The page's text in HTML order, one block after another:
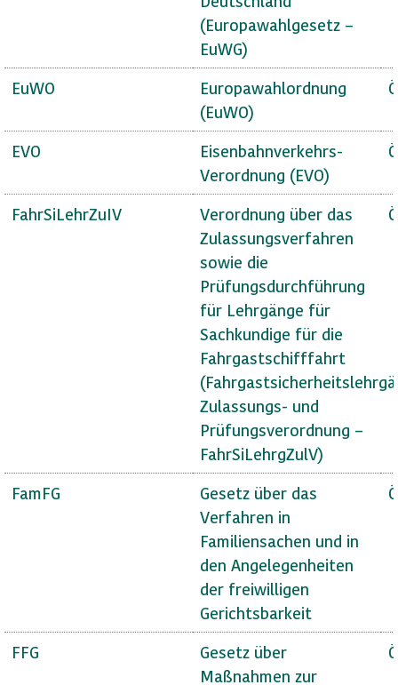
(Europawahlgesetz –
EuWG)
EuWO
Europawahlordnung
(EuWO)
EVO
Eisenbahnverkehrs-
Verordnung (EVO)
FahrSiLehrZuIV
Verordnung über das
Zulassungsverfahren
sowie die
Prüfungsdurchführung
für Lehrgänge für
Sachkundige für die
Fahrgastschifffahrt
Zulassungs- und
Prüfungsverordnung –
FahrSiLehrgZulV)
FamFG
Gesetz über das
Verfahren in
Familiensachen und in
den Angelegenheiten
der freiwilligen
Gerichtsbarkeit
FFG
Gesetz über
Maßnahmen zur